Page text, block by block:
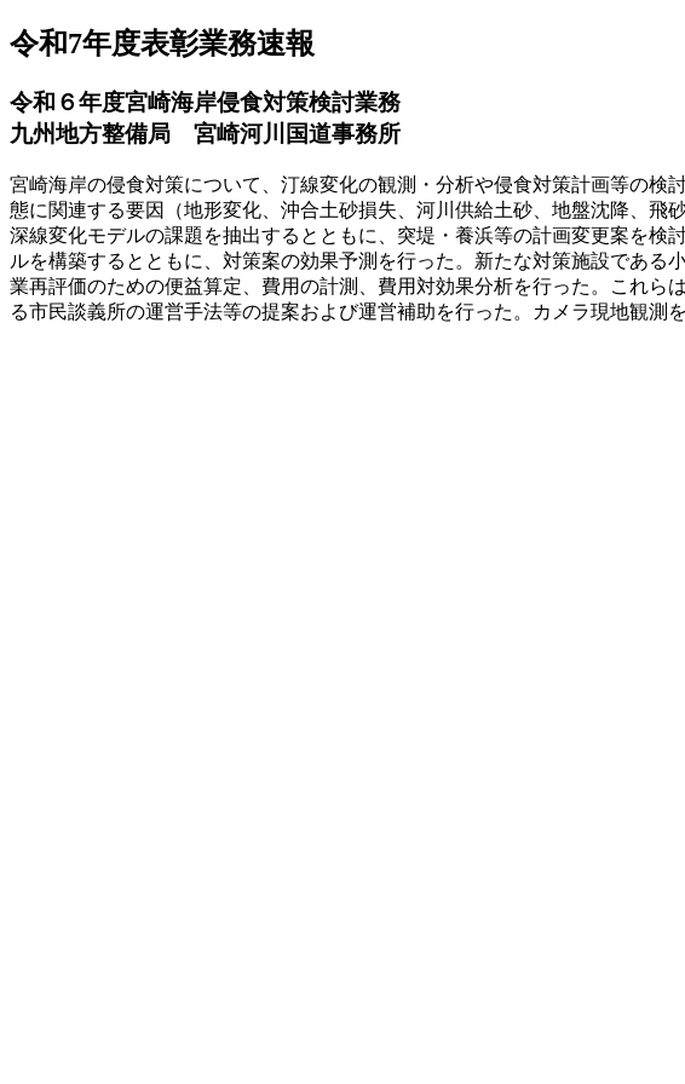
令和7年度表彰業務速報
令和６年度宮崎海岸侵食対策検討業務
九州地方整備局 宮崎河川国道事務所
宮崎海岸の侵食対策について、汀線変化の観測・分析や侵食対策計画等の
態に関連する要因（地形変化、沖合土砂損失、河川供給土砂、地盤沈降、
深線変化モデルの課題を抽出するとともに、突堤・養浜等の計画変更案を
ルを構築するとともに、対策案の効果予測を行った。新たな対策施設であ
業再評価のための便益算定、費用の計測、費用対効果分析を行った。これ
る市民談義所の運営手法等の提案および運営補助を行った。カメラ現地観測